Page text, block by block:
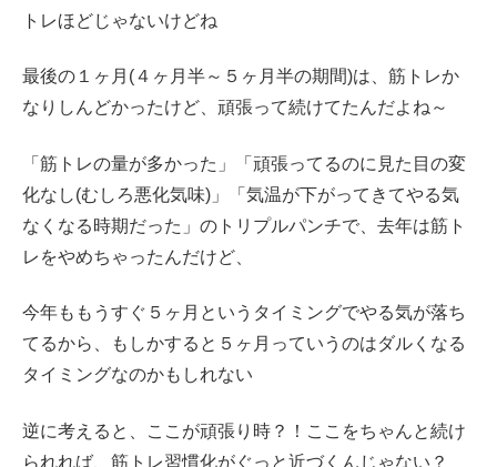
トレほどじゃないけどね
最後の１ヶ月(４ヶ月半～５ヶ月半の期間)は、筋トレか
なりしんどかったけど、頑張って続けてたんだよね～
「筋トレの量が多かった」「頑張ってるのに見た目の変
化なし(むしろ悪化気味)」「気温が下がってきてやる気
なくなる時期だった」のトリプルパンチで、去年は筋ト
レをやめちゃったんだけど、
今年ももうすぐ５ヶ月というタイミングでやる気が落ち
てるから、もしかすると５ヶ月っていうのはダルくなる
タイミングなのかもしれない
逆に考えると、ここが頑張り時？！ここをちゃんと続け
られれば、筋トレ習慣化がぐっと近づくんじゃない？